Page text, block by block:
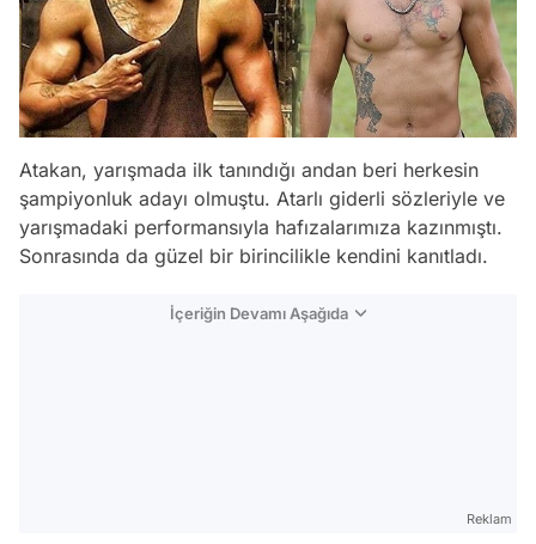
Atakan, yarışmada ilk tanındığı andan beri herkesin
şampiyonluk adayı olmuştu. Atarlı giderli sözleriyle ve
yarışmadaki performansıyla hafızalarımıza kazınmıştı.
Sonrasında da güzel bir birincilikle kendini kanıtladı.
İçeriğin Devamı Aşağıda
Reklam